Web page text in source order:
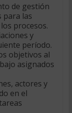
de gestión
para las
procesos.
y
período.
objetivos al
asignados
actores y
en el